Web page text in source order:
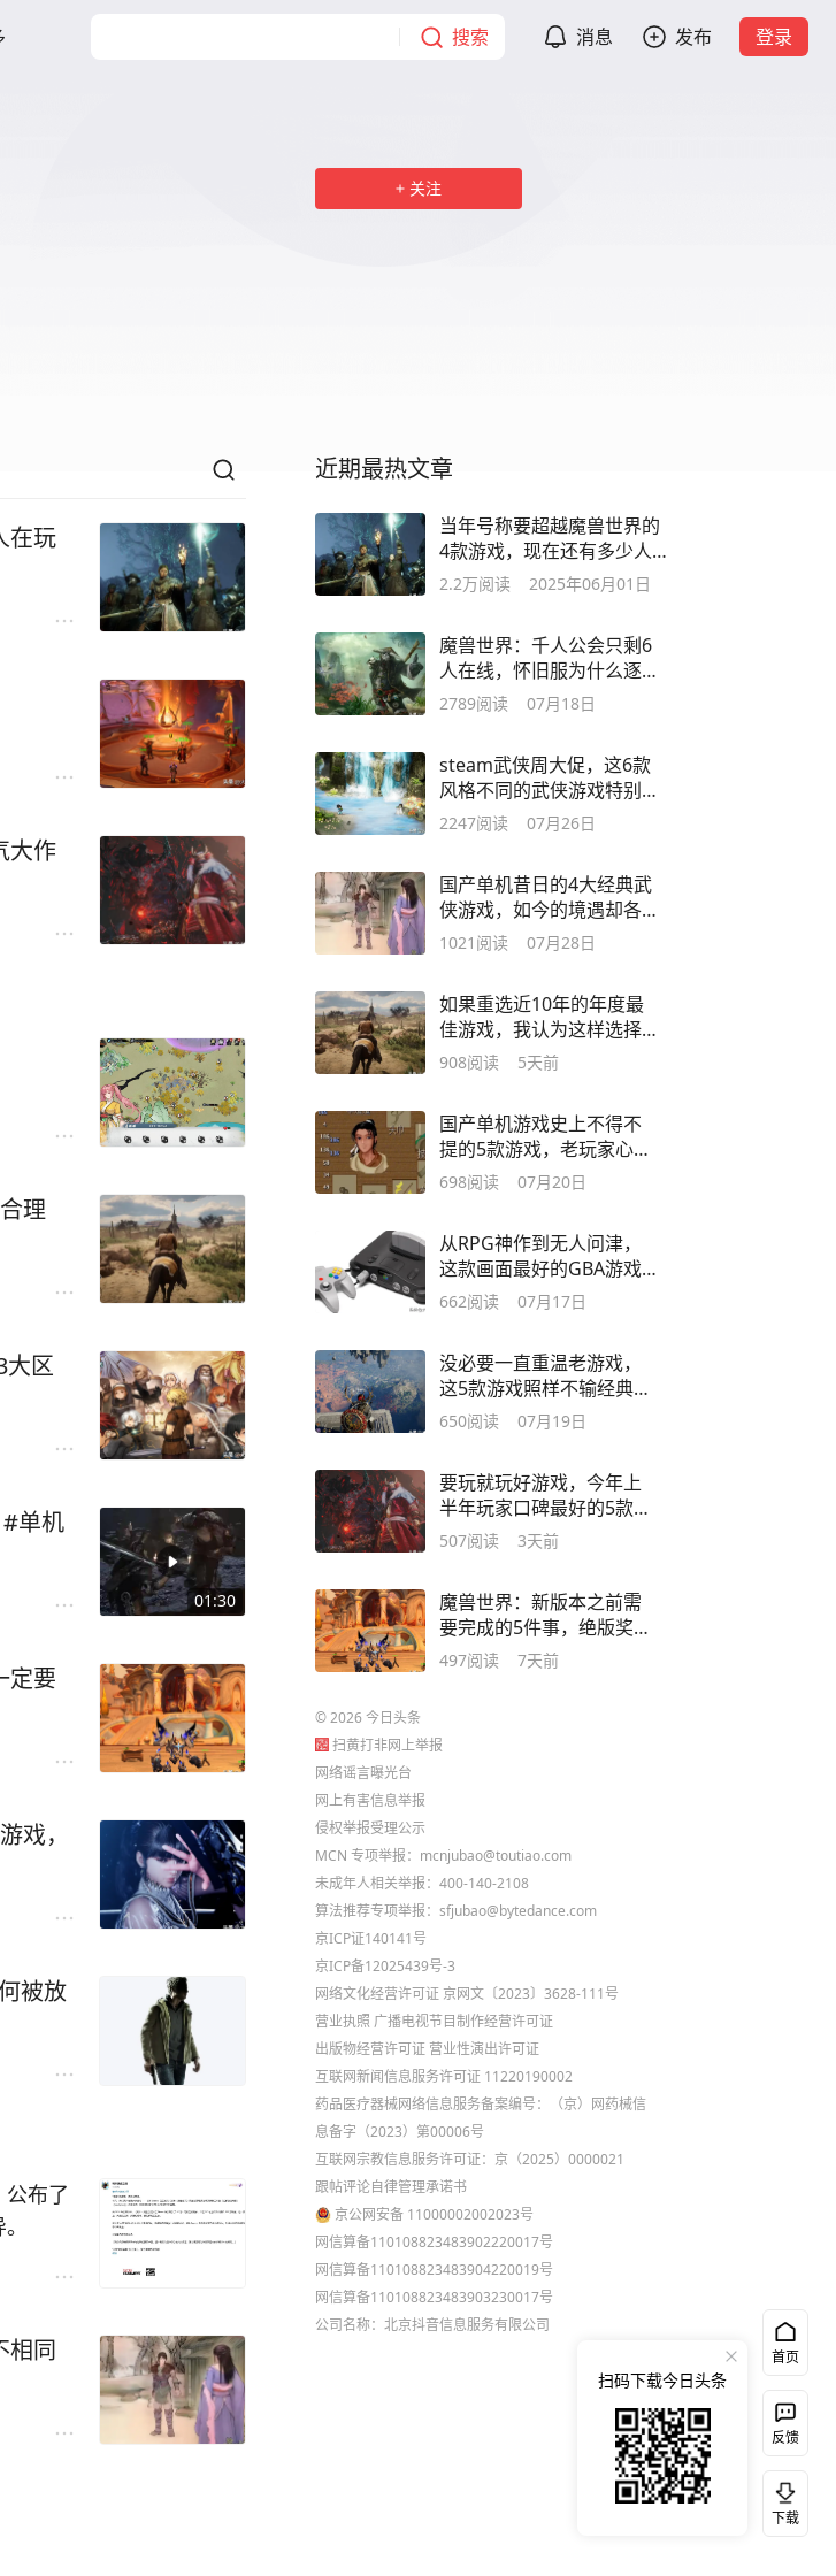
搜索 消息 发布 登录
关注
在玩
大作
野外
的背
网文
修仙
根据
分也
理
大区
01:30
单机
定要
戏，
被放
布了
糕，
期的
相同
近期最热文章
当年号称要超越魔兽世界的
4款游戏，现在还有多少人
在玩
2.2万阅读 2025年06月01日
魔兽世界：千人公会只剩6
人在线，怀旧服为什么逐
渐没人玩了
2789阅读 07月18日
steam武侠周大促，这6款
风格不同的武侠游戏特别
值得玩
2247阅读 07月26日
国产单机昔日的4大经典武
侠游戏，如今的境遇却各
不相同
1021 阅读 07月28日
如果重选近10年的年度最
佳游戏，我认为这样选择
更合理
908阅读 5天前
国产单机游戏史上不得不
提的5款游戏，老玩家心中
无法替代的情怀
698阅读 07月20日
从RPG神作到无人问津，
这款画面最好的GBA游戏
是怎么凉的
662阅读 07月17日
没必要一直重温老游戏，
这5款游戏照样不输经典神
作
650阅读 07月19日
要玩就玩好游戏，今年上
半年玩家口碑最好的5款人
气大作
507阅读 3天前
魔兽世界：新版本之前需
要完成的5件事，绝版奖励
一定要拿到手
497阅读 7天前
©2026今日头条
扫黄打非网上举报
网络谣言曝光台
网上有害信息举报
侵权举报受理公示
MCN 专项举报：mcnjubao@toutiao.com
未成年人相关举报：400-140-2108
算法推荐专项举报：sfjubao@bytedance.com
京ICP证140141号
京ICP备12025439号-3
网络文化经营许可证 京网文〔2023〕3628-111号
营业执照 广播电视节目制作经营许可证
出版物经营许可证 营业性演出许可证
互联网新闻信息服务许可证 11220190002
药品医疗器械网络信息服务备案编号：（京）网药械信
息备字（2023）第00006号
互联网宗教信息服务许可证：京（2025）0000021
跟帖评论自律管理承诺书
京公网安备 11000002002023号
网信算备110108823483902220017号
网信算备110108823483904220019号
网信算备110108823483903230017号
公司名称：北京抖音信息服务有限公司
首页
反馈
下载
扫码下载今日头条